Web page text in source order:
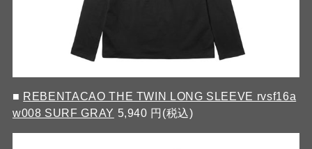
■ REBENTACAO THE TWIN LONG SLEEVE rvsf16a
w008 SURF GRAY 5,940 円(税込)